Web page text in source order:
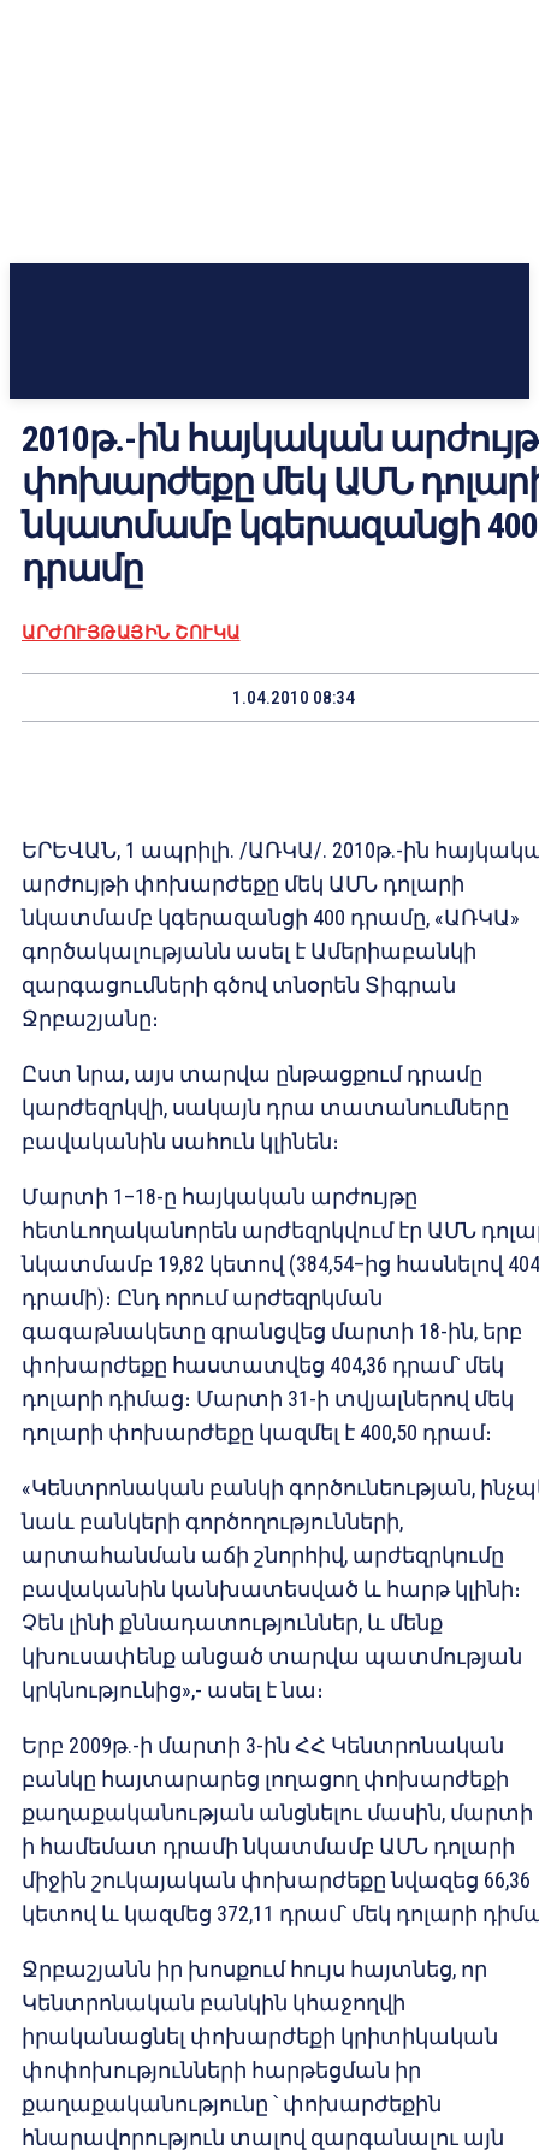
2010թ.-ին հայկական
փոխարժեքը մեկ ԱՄՆ
նկատմամբ կգերազանցի 400
դրամը
ԱՐԺՈՒՅԹԱՅԻՆ ՇՈՒԿԱ
1.04.2010 08:34
ԵՐԵՎԱՆ, 1 ապրիլի. /ԱՌԿԱ/. 2010թ.-ին
արժույթի փոխարժեքը մեկ ԱՄՆ դոլարի
նկատմամբ կգերազանցի 400 դրամը, «ԱՌԿԱ»
գործակալությանն ասել է Ամերիաբանկի
զարգացումների գծով տնօրեն Տիգրան
Ջրբաշյանը։
Ըստ նրա, այս տարվա ընթացքում դրամը
կարժեզրկվի, սակայն դրա տատանումները
բավականին սահուն կլինեն։
Մարտի 1–18-ը հայկական արժույթը
հետևողականորեն արժեզրկվում էր ԱՄՆ
նկատմամբ 19,82 կետով (384,54–ից հասնելով
դրամի)։ Ընդ որում արժեզրկման
գագաթնակետը գրանցվեց մարտի 18-ին, երբ
փոխարժեքը հաստատվեց 404,36 դրամ՝ մեկ
դոլարի դիմաց։ Մարտի 31-ի տվյալներով մեկ
դոլարի փոխարժեքը կազմել է 400,50 դրամ։
«Կենտրոնական բանկի գործունեության,
նաև բանկերի գործողությունների,
արտահանման աճի շնորհիվ, արժեզրկումը
բավականին կանխատեսված և հարթ կլինի։
Չեն լինի քննադատություններ, և մենք
կխուսափենք անցած տարվա պատմության
կրկնությունից»,- ասել է նա։
Երբ 2009թ.-ի մարտի 3-ին ՀՀ Կենտրոնական
բանկը հայտարարեց լողացող փոխարժեքի
քաղաքականության անցնելու մասին, մարտի
ի համեմատ դրամի նկատմամբ ԱՄՆ դոլարի
միջին շուկայական փոխարժեքը նվազեց 66,36
կետով և կազմեց 372,11 դրամ՝ մեկ դոլարի
Ջրբաշյանն իր խոսքում հույս հայտնեց, որ
Կենտրոնական բանկին կհաջողվի
իրականացնել փոխարժեքի կրիտիկական
փոփոխությունների հարթեցման իր
քաղաքականությունը ՝ փոխարժեքին
հնարավորություն տալով զարգանալու այն